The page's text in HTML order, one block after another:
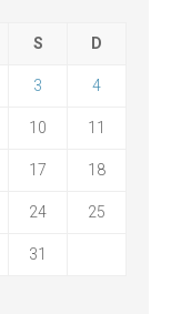
S D
3 4
10 11
17 18
24 25
31